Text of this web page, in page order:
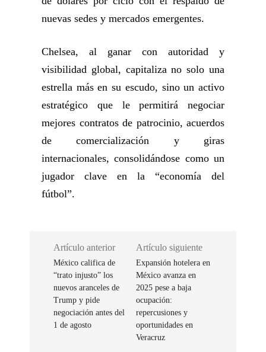
nuevas sedes y mercados emergentes.
Chelsea, al ganar con autoridad y
visibilidad global, capitaliza no solo una
estrella más en su escudo, sino un activo
estratégico que le permitirá negociar
mejores contratos de patrocinio, acuerdos
de comercialización y giras
internacionales, consolidándose como un
jugador clave en la “economía del
fútbol”.
Artículo anterior
México califica de
“trato injusto” los
nuevos aranceles de
Trump y pide
negociación antes del
1 de agosto
Artículo siguiente
Expansión hotelera en
México avanza en
2025 pese a baja
ocupación:
repercusiones y
oportunidades en
Veracruz